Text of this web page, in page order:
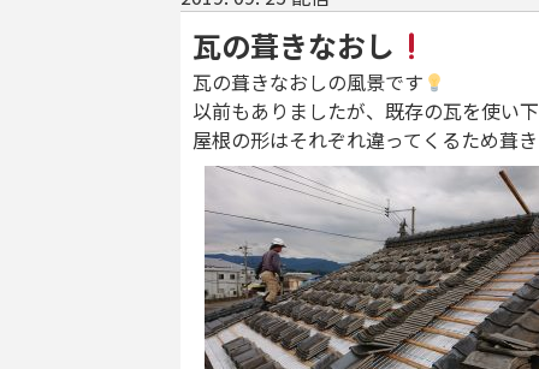
瓦の葺きなおし
瓦の葺きなおしの風景です
以前もありましたが、既存の瓦を使い
屋根の形はそれぞれ違ってくるため葺